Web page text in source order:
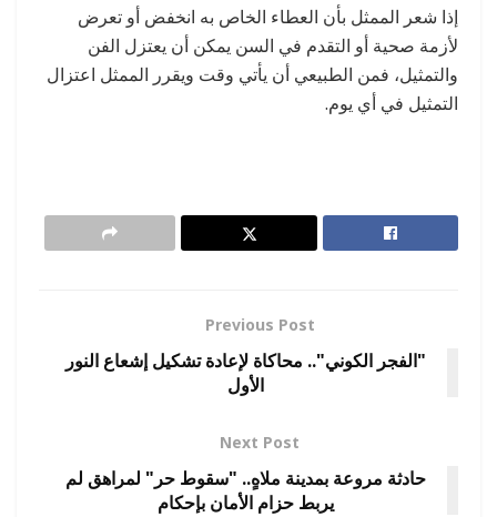
إذا شعر الممثل بأن العطاء الخاص به انخفض أو تعرض
لأزمة صحية أو التقدم في السن يمكن أن يعتزل الفن
والتمثيل، فمن الطبيعي أن يأتي وقت ويقرر الممثل اعتزال
التمثيل في أي يوم.
Previous Post
"الفجر الكوني".. محاكاة لإعادة تشكيل إشعاع النور
الأول
Next Post
حادثة مروعة بمدينة ملاهٍ.. "سقوط حر" لمراهق لم
يربط حزام الأمان بإحكام